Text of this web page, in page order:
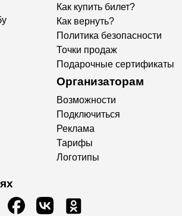
Как купить билет?
Как вернуть?
Политика безопасности
Точки продаж
Подарочные сертификаты
Организаторам
Возможности
Подключиться
Реклама
Тарифы
Логотипы